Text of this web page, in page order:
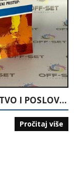
RAČUNOVODSTVO I POSLOVNE FINANSIJE ZA MENADŽERE: SAVREMENI PRISTUP
Pročitaj više